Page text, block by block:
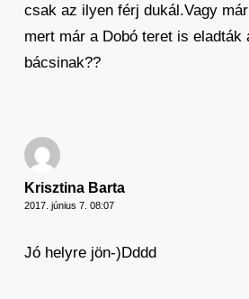
csak az ilyen férj dukál.Vagy
mert már a Dobó teret is eladták
bácsinak??
Krisztina Barta
2017. június 7. 08:07
Jó helyre jön-)Dddd